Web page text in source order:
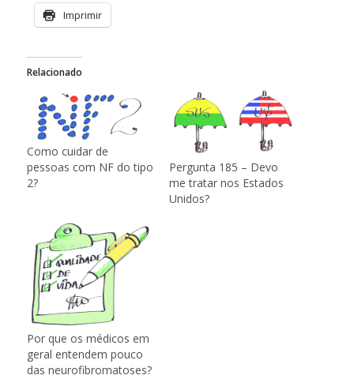
Imprimir
Relacionado
Como cuidar de
pessoas com NF do tipo
2?
Pergunta 185 – Devo
me tratar nos Estados
Unidos?
Por que os médicos em
geral entendem pouco
das neurofibromatoses?